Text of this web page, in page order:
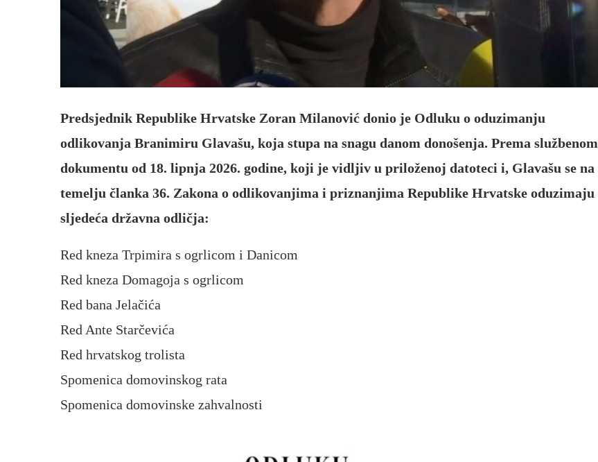
Predsjednik Republike Hrvatske Zoran Milanović donio je Odluku o oduzimanju
odlikovanja Branimiru Glavašu, koja stupa na snagu danom donošenja. Prema službenom
dokumentu od 18. lipnja 2026. godine, koji je vidljiv u priloženoj datoteci i, Glavašu se na
temelju članka 36. Zakona o odlikovanjima i priznanjima Republike Hrvatske oduzimaju
sljedeća državna odličja:
Red kneza Trpimira s ogrlicom i Danicom
Red kneza Domagoja s ogrlicom
Red bana Jelačića
Red Ante Starčevića
Red hrvatskog trolista
Spomenica domovinskog rata
Spomenica domovinske zahvalnosti